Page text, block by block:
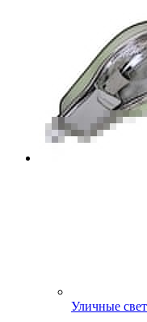
Уличные